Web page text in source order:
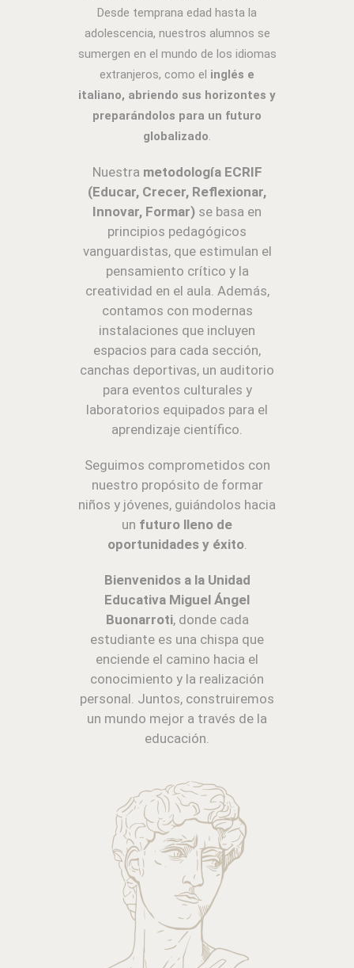
Desde temprana edad hasta la
adolescencia, nuestros alumnos se
sumergen en el mundo de los idiomas
extranjeros, como el inglés e
italiano, abriendo sus horizontes y
preparándolos para un futuro
globalizado.
Nuestra metodología ECRIF
(Educar, Crecer, Reflexionar,
Innovar, Formar) se basa en
principios pedagógicos
vanguardistas, que estimulan el
pensamiento crítico y la
creatividad en el aula. Además,
contamos con modernas
instalaciones que incluyen
espacios para cada sección,
canchas deportivas, un auditorio
para eventos culturales y
laboratorios equipados para el
aprendizaje científico.
Seguimos comprometidos con
nuestro propósito de formar
niños y jóvenes, guiándolos hacia
un futuro lleno de
oportunidades y éxito.
Bienvenidos a la Unidad
Educativa Miguel Ángel
Buonarroti, donde cada
estudiante es una chispa que
enciende el camino hacia el
conocimiento y la realización
personal. Juntos, construiremos
un mundo mejor a través de la
educación.